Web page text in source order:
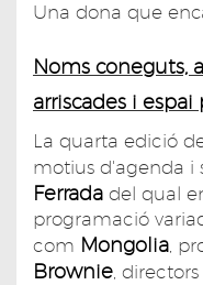
Una dona que
Noms coneguts,
arriscades i espai
La quarta edició
motius d'agenda i
Ferrada del qual
programació
com Mongolia,
Brownie,